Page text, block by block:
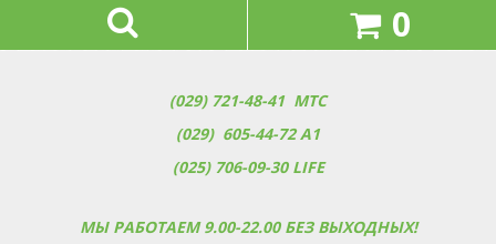
0
(029) 721-48-41МТС
(029) 605-44-72 A1
(025) 706-09-30LIFE
МЫ РАБОТАЕМ 9.00-22.00 БЕЗ ВЫХОДНЫХ!